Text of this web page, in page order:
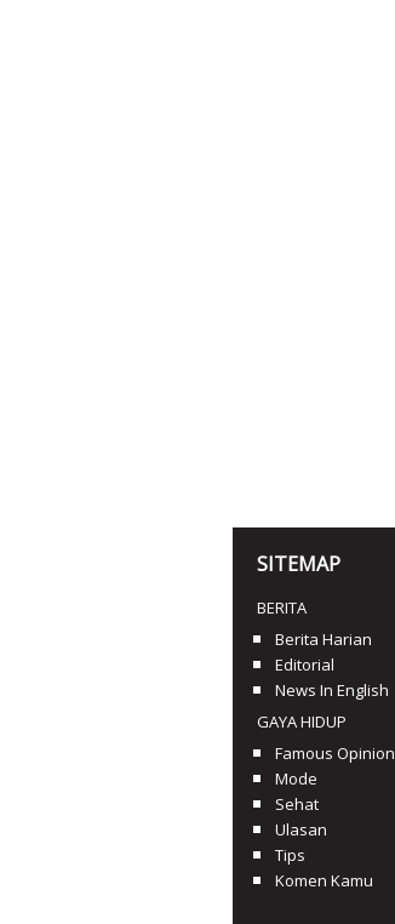
SITEMAP
BERITA
Berita Harian
Editorial
News In English
GAYA HIDUP
Famous Opinion
Mode
Sehat
Ulasan
Tips
Komen Kamu